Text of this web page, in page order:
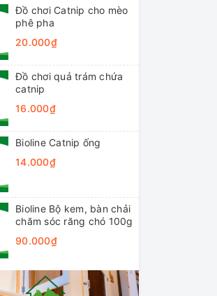
Đồ chơi Catnip cho mèo
phê pha
20.000₫
Đồ chơi quả trám chứa
catnip
16.000₫
Bioline Catnip ống
14.000₫
Bioline Bộ kem, bàn chải
chăm sóc răng chó 100g
90.000₫